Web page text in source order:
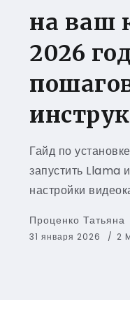
на ваш
2026
Гайд по
запустить Llama
настройки
Проценко Татьяна
31 января 2026 2